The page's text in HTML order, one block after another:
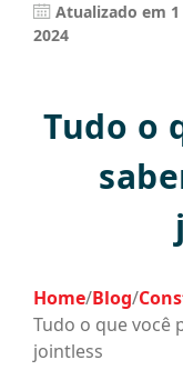
Atualizado em
2024
Tudo o
Home/Blog/
Tudo o que você
jointless